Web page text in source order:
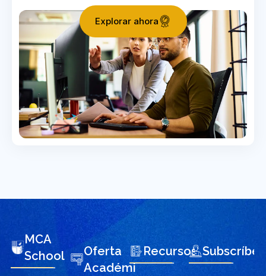
Explorar ahora
MCA
School
Oferta
Académica
Recursos